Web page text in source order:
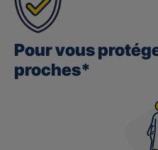
Pour vous
proches*